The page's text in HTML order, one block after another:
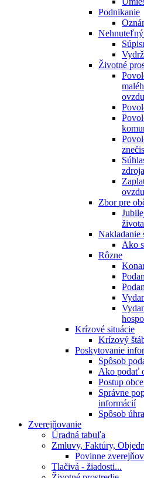
Podnikanie
Životné
Zbor pre
života
Nakladanie
Ako
Rôzne
Krízové situácie
Krízový
Poskytovanie
Spôsob
Ako podať
Postup
Správne
informácií
Spôsob
Zverejňovanie
Úradná tabuľa
Zmluvy, Faktúry,
Povinne
Tlačivá - žiadosti...